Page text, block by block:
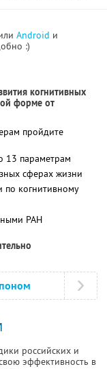
Android и
:)
когнитивных
форме от
пройдите
13 параметрам
сферах жизни
по когнитивному
РАН
российских и
эффективность в